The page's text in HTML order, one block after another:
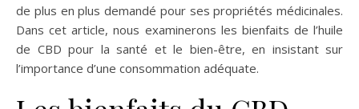
de plus en plus demandé pour ses propriétés médicinales.
Dans cet article, nous examinerons les bienfaits de l’huile
de CBD pour la santé et le bien-être, en insistant sur
l’importance d’une consommation adéquate.